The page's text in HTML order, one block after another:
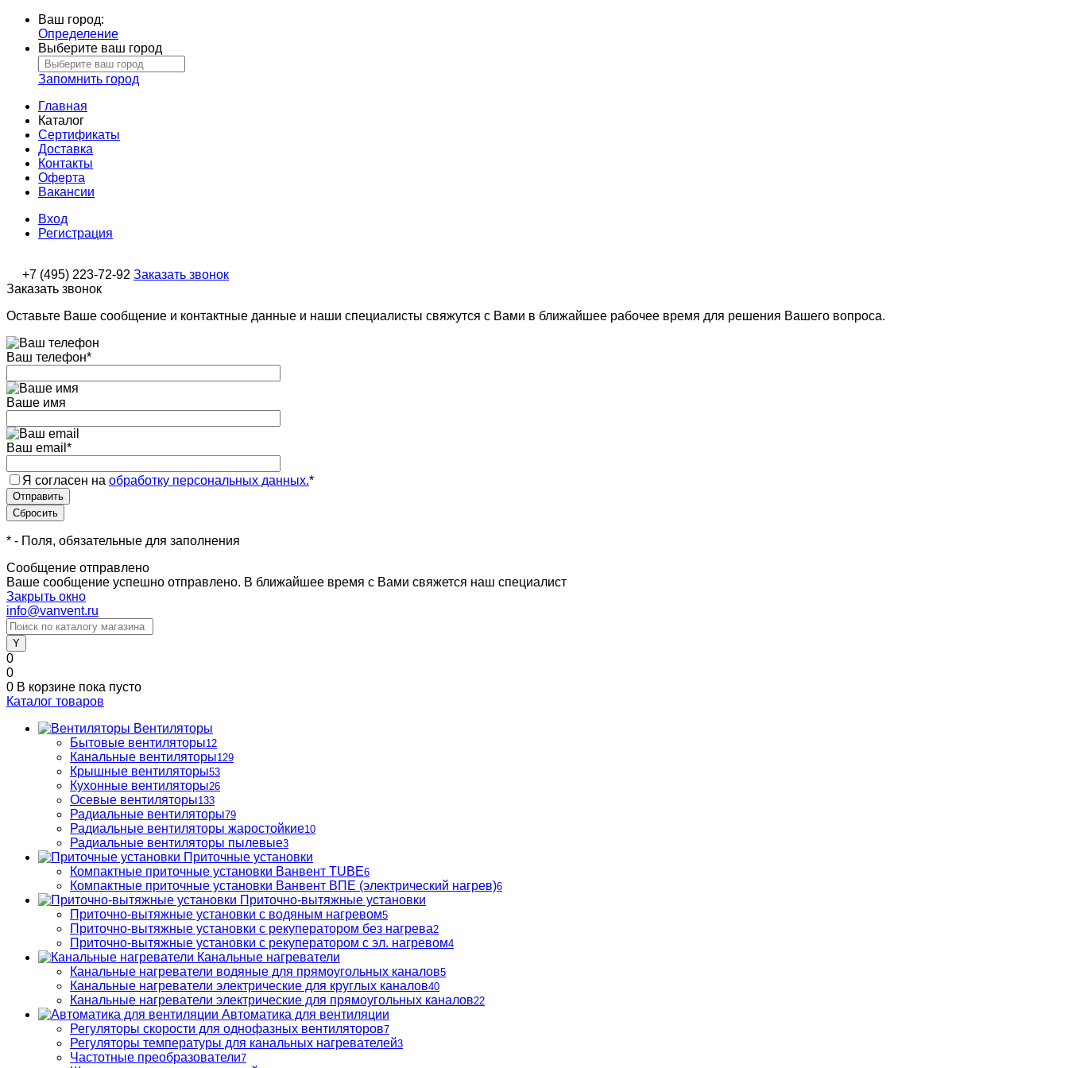
Ваш город:
Определение
Выберите ваш город
Запомнить город
Главная
Каталог
Сертификаты
Доставка
Контакты
Оферта
Вакансии
Вход
Регистрация
+7 (495) 223-72-92 Заказать звонок
Заказать звонок
Оставьте Ваше сообщение и контактные данные и наши специалисты свяжутся с Вами в ближайшее рабочее время для решения Вашего вопроса.
Ваш телефон*
Ваше имя
Ваш email *
Я согласен на обработку персональных данных.*
* - Поля, обязательные для заполнения
Сообщение отправлено
Ваше сообщение успешно отправлено. В ближайшее время с Вами свяжется наш специалист
Закрыть окно
info@vanvent.ru
0
0
0 В корзине пока пусто
Каталог товаров
Вентиляторы
Бытовые вентиляторы12
Канальные вентиляторы129
Крышные вентиляторы53
Кухонные вентиляторы26
Осевые вентиляторы133
Радиальные вентиляторы79
Радиальные вентиляторы жаростойкие10
Радиальные вентиляторы пылевые3
Приточные установки
Компактные приточные установки Ванвент TUBE6
Компактные приточные установки Ванвент ВПЕ (электрический нагрев)6
Приточно-вытяжные установки
Приточно-вытяжные установки с водяным нагревом5
Приточно-вытяжные установки с рекуператором без нагрева2
Приточно-вытяжные установки с рекуператором с эл. нагревом4
Канальные нагреватели
Канальные нагреватели водяные для прямоугольных каналов5
Канальные нагреватели электрические для круглых каналов40
Канальные нагреватели электрические для прямоугольных каналов22
Автоматика для вентиляции
Регуляторы скорости для однофазных вентиляторов7
Регуляторы температуры для канальных нагревателей3
Частотные преобразователи7